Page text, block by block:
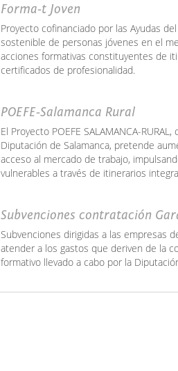
Forma-t Joven
Proyecto cofinanciado por las Ayudas
sostenible de personas jóvenes en el
acciones formativas constituyentes de
certificados de profesionalidad.
POEFE-Salamanca Rural
El Proyecto POEFE SALAMANCA-
Diputación de Salamanca, pretende
acceso al mercado de trabajo,
vulnerables a través de itinerarios
Subvenciones contratación
Subvenciones dirigidas a las empresas
atender a los gastos que deriven de la
formativo llevado a cabo por la